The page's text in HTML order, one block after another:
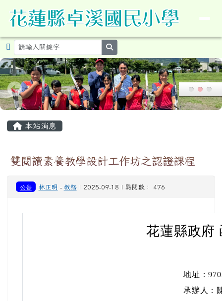
花蓮縣卓溪鄉卓溪國民小學暨附設
導覽列
本站消息
雙閱讀素養教學設計工作坊之認證課程
公告 林正明 - 教務| 2025-09-18 | 點閱數： 476
花蓮縣政府
地址：
承辦人：